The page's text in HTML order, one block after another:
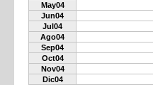
May04
Jun04
Jul04
Ago04
Sep04
Oct04
Nov04
Dic04